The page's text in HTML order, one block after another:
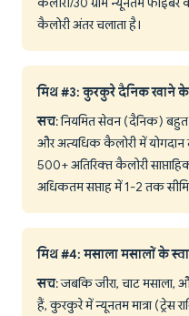
कैलोरी अंतर चलाता है।
मिथ #3: कुरकुरे दैनिक खाने के
सच: नियमित सेवन (दैनिक) बहुत
और अत्यधिक कैलोरी में
500+ अतिरिक्त कैलोरी
अधिकतम सप्ताह में 1-2 तक
मिथ #4: मसाला मसालों के
सच: जबकि जीरा, चाट मसाला,
हैं, कुरकुरे में न्यूनतम मात्रा (ट्रेस